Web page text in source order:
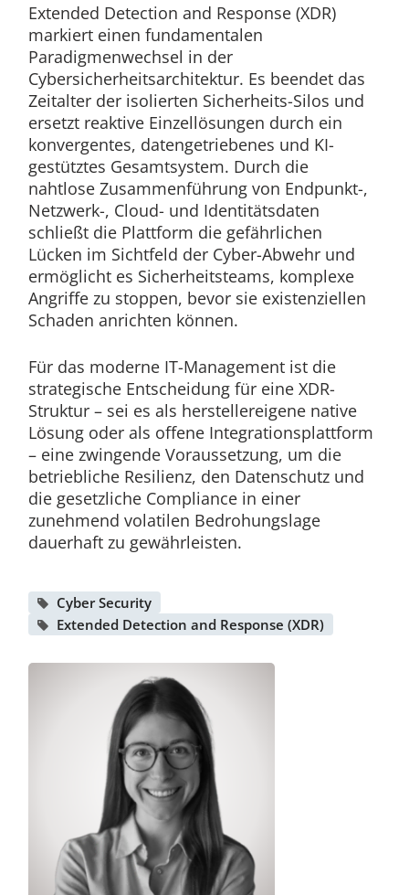
Extended Detection and Response (XDR)
markiert einen fundamentalen
Paradigmenwechsel in der
Cybersicherheitsarchitektur. Es beendet das
Zeitalter der isolierten Sicherheits-Silos und
ersetzt reaktive Einzellösungen durch ein
konvergentes, datengetriebenes und KI-
gestütztes Gesamtsystem. Durch die
nahtlose Zusammenführung von Endpunkt-,
Netzwerk-, Cloud- und Identitätsdaten
schließt die Plattform die gefährlichen
Lücken im Sichtfeld der Cyber-Abwehr und
ermöglicht es Sicherheitsteams, komplexe
Angriffe zu stoppen, bevor sie existenziellen
Schaden anrichten können.
Für das moderne IT-Management ist die
strategische Entscheidung für eine XDR-
Struktur – sei es als herstellereigene native
Lösung oder als offene Integrationsplattform
– eine zwingende Voraussetzung, um die
betriebliche Resilienz, den Datenschutz und
die gesetzliche Compliance in einer
zunehmend volatilen Bedrohungslage
dauerhaft zu gewährleisten.
Cyber Security
Extended Detection and Response (XDR)